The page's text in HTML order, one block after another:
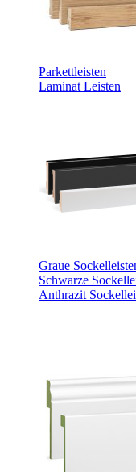
Parkettleisten
Laminat Leisten
Graue
Schwarze
Anthrazit